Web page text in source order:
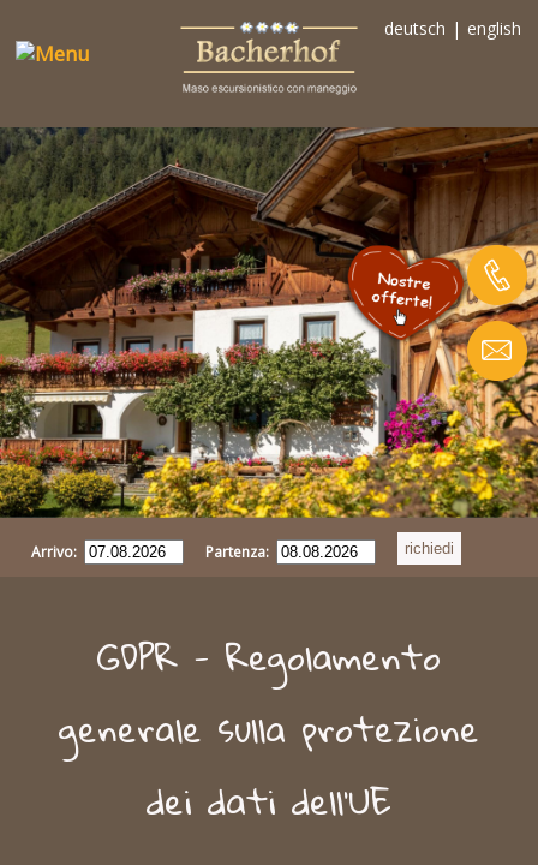
deutsch | english
Arrivo: Partenza:
GDPR - Regolamento
generale sulla protezione
dei dati dell'UE